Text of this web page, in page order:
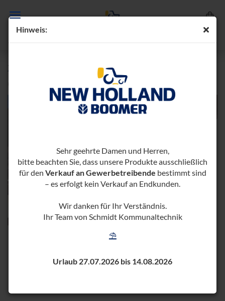
Hin­weis:
Sehr geehrte Damen und Herren,
bitte beachten Sie, dass unsere Produkte ausschließlich
für den Verkauf an Gewerbetreibende bestimmt sind
– es erfolgt kein Verkauf an Endkunden.
Wir danken für Ihr Verständnis.
Ihr Team von Schmidt Kommunaltechnik
⛱️
Urlaub 27.07.2026 bis 14.08.2026
ZWI­SCHEN­ACHS­MÄH­WERK 160 GMS
728099-​NH-S-1000384)